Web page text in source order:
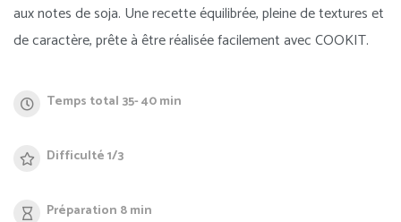
aux notes de soja. Une recette équilibrée, pleine de textures et
de caractère, prête à être réalisée facilement avec COOKIT.
Temps total 35- 40 min
Difficulté 1/3
Préparation 8 min